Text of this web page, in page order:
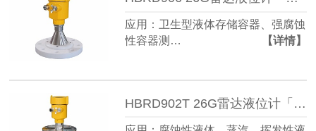
应用：卫生型液体存储容器、强腐蚀
性容器测…
【详情】
HBRD902T 26G雷达液位计「防腐型」电力行业